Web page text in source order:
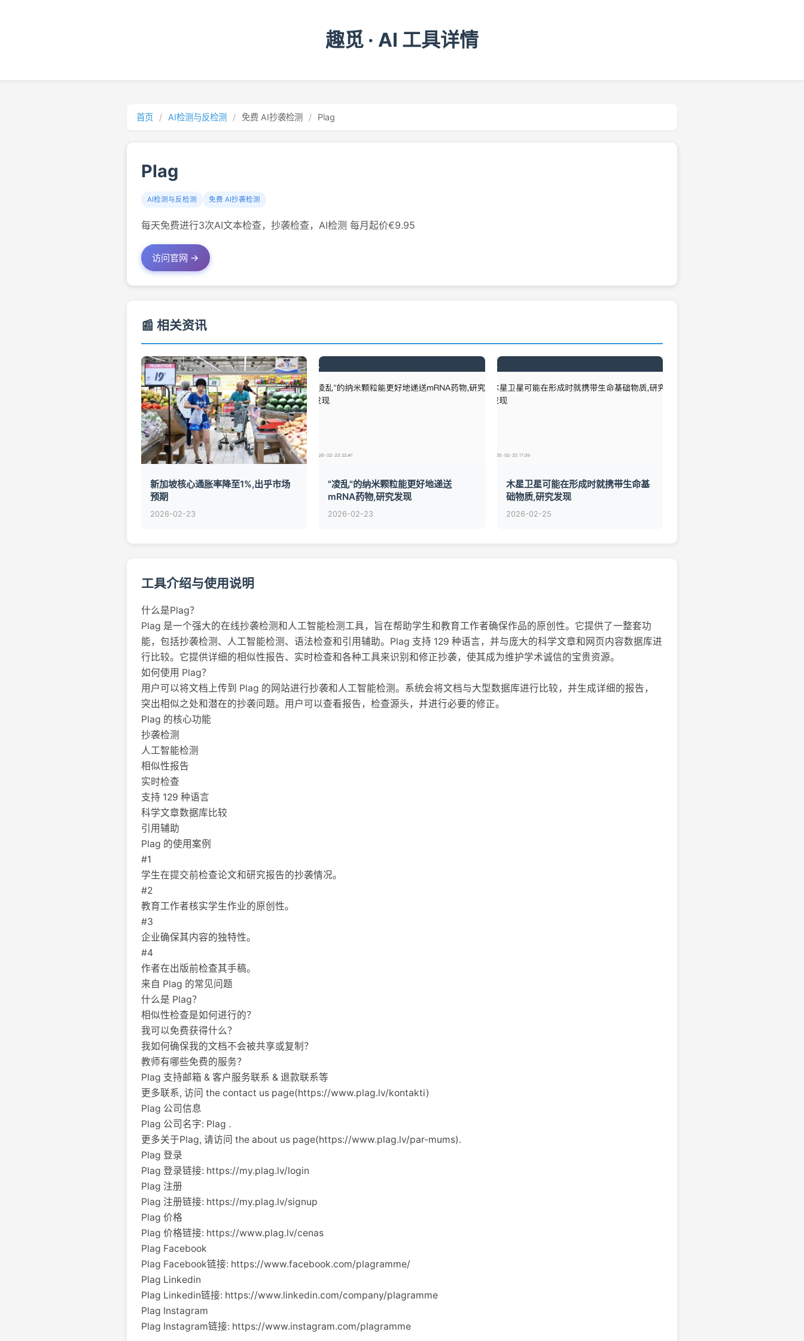
趣觅 · AI 工具详情
首页 / AI检测与反检测 / 免费 AI抄袭检测 / Plag
Plag
AI检测与反检测 免费 AI抄袭检测
每天免费进行3次AI文本检查，抄袭检查，AI检测 每月起价€9.95
访问官网 →
📰 相关资讯
新加坡核心通胀率降至1%,出乎市场
预期
2026-02-23
"凌乱"的纳米颗粒能更好地递送
mRNA药物,研究发现
2026-02-23
木星卫星可能在形成时就携带生命基
础物质,研究发现
2026-02-25
工具介绍与使用说明
什么是Plag？
Plag 是一个强大的在线抄袭检测和人工智能检测工具，旨在帮助学生和教育工作者确保作品的原创性。它提供了一整套功
能，包括抄袭检测、人工智能检测、语法检查和引用辅助。Plag 支持 129 种语言，并与庞大的科学文章和网页内容数据库进
行比较。它提供详细的相似性报告、实时检查和各种工具来识别和修正抄袭，使其成为维护学术诚信的宝贵资源。
如何使用 Plag？
用户可以将文档上传到 Plag 的网站进行抄袭和人工智能检测。系统会将文档与大型数据库进行比较，并生成详细的报告，
突出相似之处和潜在的抄袭问题。用户可以查看报告，检查源头，并进行必要的修正。
Plag 的核心功能
抄袭检测
人工智能检测
相似性报告
实时检查
支持 129 种语言
科学文章数据库比较
引用辅助
Plag 的使用案例
#1
学生在提交前检查论文和研究报告的抄袭情况。
#2
教育工作者核实学生作业的原创性。
#3
企业确保其内容的独特性。
#4
作者在出版前检查其手稿。
来自 Plag 的常见问题
什么是 Plag？
相似性检查是如何进行的？
我可以免费获得什么？
我如何确保我的文档不会被共享或复制？
教师有哪些免费的服务？
Plag 支持邮箱 & 客户服务联系 & 退款联系等
更多联系, 访问 the contact us page(https://www.plag.lv/kontakti)
Plag 公司信息
Plag 公司名字: Plag .
更多关于Plag, 请访问 the about us page(https://www.plag.lv/par-mums).
Plag 登录
Plag 登录链接: https://my.plag.lv/login
Plag 注册
Plag 注册链接: https://my.plag.lv/signup
Plag 价格
Plag 价格链接: https://www.plag.lv/cenas
Plag Facebook
Plag Facebook链接: https://www.facebook.com/plagramme/
Plag Linkedin
Plag Linkedin链接: https://www.linkedin.com/company/plagramme
Plag Instagram
Plag Instagram链接: https://www.instagram.com/plagramme